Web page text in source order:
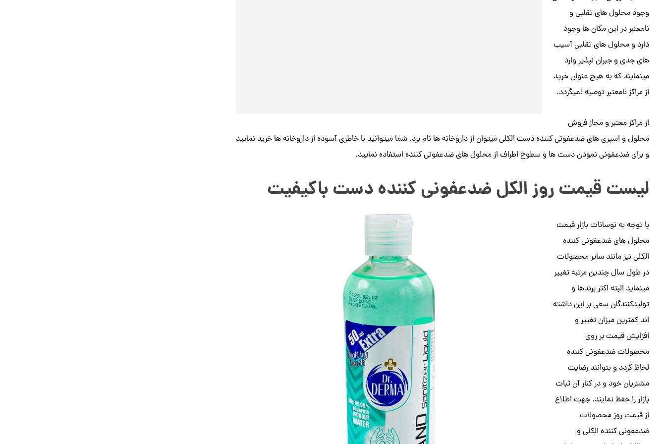
وجود محلول های تقلبی و
نامعتبر در این مکان ها وجود
دارد و محلول های تقلبی آسیب
های جدی و جبران نپذیر وارد
مینمایند که به هیچ عنوان خرید
از مراکز نامعتبر توصیه نمیگردد.
از مراکز معتبر و مجاز فروش
محلول و اسپری های ضدعفونی کننده دست الکلی میتوان از داروخانه ها نام برد. شما میتوانید با خاطری آسوده از داروخانه ها خرید نمایید
و برای ضدعفونی نمودن دست ها و سطوح اطراف از محلول های ضدعفونی کننده استفاده نمایید.
لیست قیمت روز الکل ضدعفونی کننده دست باکیفیت
با توجه به نوسانات بازار قیمت
محلول های ضدعفونی کننده
الکلی نیز مانند سایر محصولات
در طول سال چندین مرتبه تغییر
مینماید البته اکثر برندها و
تولیدکنندگان سعی بر این داشته
اند کمترین میزان تغییر و
افزایش قیمت بر روی
محصولات ضدعفونی کننده
لحاظ گردد و بتوانند رضایت
مشتریان خود و در کنار آن ثبات
بازار را حفظ نمایند. جهت اطلاع
از قیمت روز محصولات
ضدعفونی کننده الکلی و